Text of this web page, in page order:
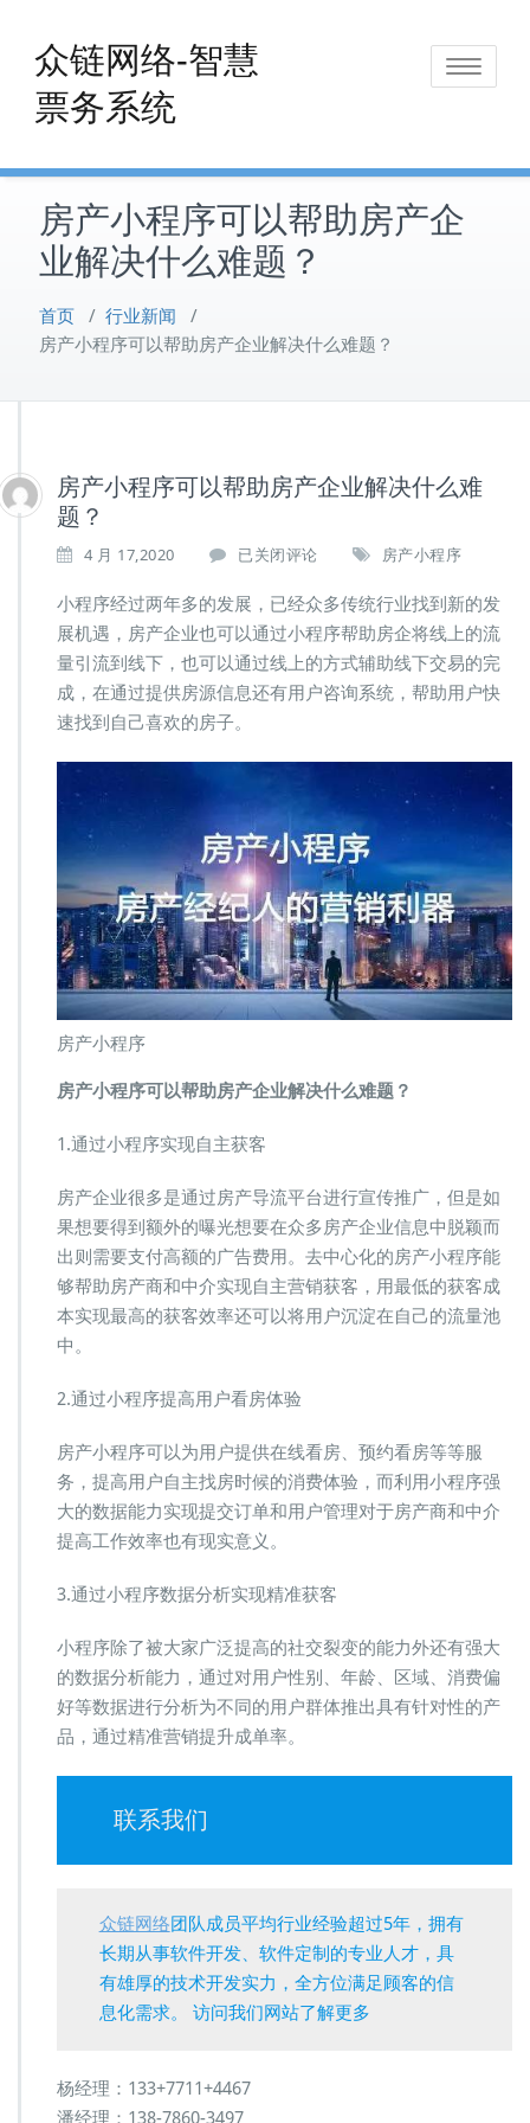
content
众链网络-智慧
票务系统
Toggle
房产小程序可以帮助房产企
业解决什么难题？
首页 / 行业新闻 /
房产小程序可以帮助房产企业解决什么难题？
房产小程序可以帮助房产企业解决什么难
题？
4 月 17,2020
房
小
程
序
可
以
房
企
业
解
决
什
么
难
题？
已关闭评论 房产小程序
小程序经过两年多的发展，已经众多传统行业找到新的发
展机遇，房产企业也可以通过小程序帮助房企将线上的流
量引流到线下，也可以通过线上的方式辅助线下交易的完
成，在通过提供房源信息还有用户咨询系统，帮助用户快
速找到自己喜欢的房子。
房产小程序
房产小程序可以帮助房产企业解决什么难题？
1.通过小程序实现自主获客
房产企业很多是通过房产导流平台进行宣传推广，但是如
果想要得到额外的曝光想要在众多房产企业信息中脱颖而
出则需要支付高额的广告费用。去中心化的房产小程序能
够帮助房产商和中介实现自主营销获客，用最低的获客成
本实现最高的获客效率还可以将用户沉淀在自己的流量池
中。
2.通过小程序提高用户看房体验
房产小程序可以为用户提供在线看房、预约看房等等服
务，提高用户自主找房时候的消费体验，而利用小程序强
大的数据能力实现提交订单和用户管理对于房产商和中介
提高工作效率也有现实意义。
3.通过小程序数据分析实现精准获客
小程序除了被大家广泛提高的社交裂变的能力外还有强大
的数据分析能力，通过对用户性别、年龄、区域、消费偏
好等数据进行分析为不同的用户群体推出具有针对性的产
品，通过精准营销提升成单率。
联系我们
众链网络团队成员平均行业经验超过5年，拥有
长期从事软件开发、软件定制的专业人才，具
有雄厚的技术开发实力，全方位满足顾客的信
息化需求。 访问我们网站了解更多
杨经理：133+7711+4467
潘经理：138-7860-3497